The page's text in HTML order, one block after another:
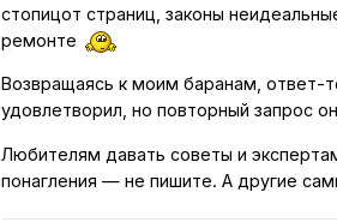
стопицот страниц, законы
ремонте
Возвращаясь к моим баранам, ответ-
удовлетворил, но повторный запрос
Любителям давать советы и
понагления — не пишите. А другие